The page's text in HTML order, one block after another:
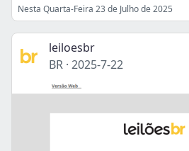
Nesta Quarta-Feira 23 de Julho de 2025
leiloesbr
BR · 2025-7-22